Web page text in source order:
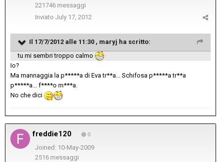
221746 messaggi
Inviato July 17, 2012
Il 17/7/2012 alle 11:30 , maryj ha scritto:
tu mi sembri troppo calmo
Io?
Ma mannaggia la p*****a di Eva tr**a... Schifosa p*****a tr**a
p*****a... f****o m***a.
No che dici
freddie120 0
Joined: 10-May-2009
2516 messaggi